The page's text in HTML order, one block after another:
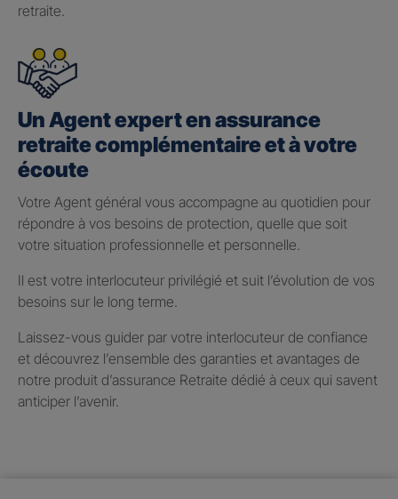
retraite.
Un Agent expert en assurance
retraite complémentaire et à votre
écoute
Votre Agent général vous accompagne au quotidien pour
répondre à vos besoins de protection, quelle que soit
votre situation professionnelle et personnelle.
Il est votre interlocuteur privilégié et suit l’évolution de vos
besoins sur le long terme.
Laissez-vous guider par votre interlocuteur de confiance
et découvrez l’ensemble des garanties et avantages de
notre produit d’assurance Retraite dédié à ceux qui savent
anticiper l’avenir.